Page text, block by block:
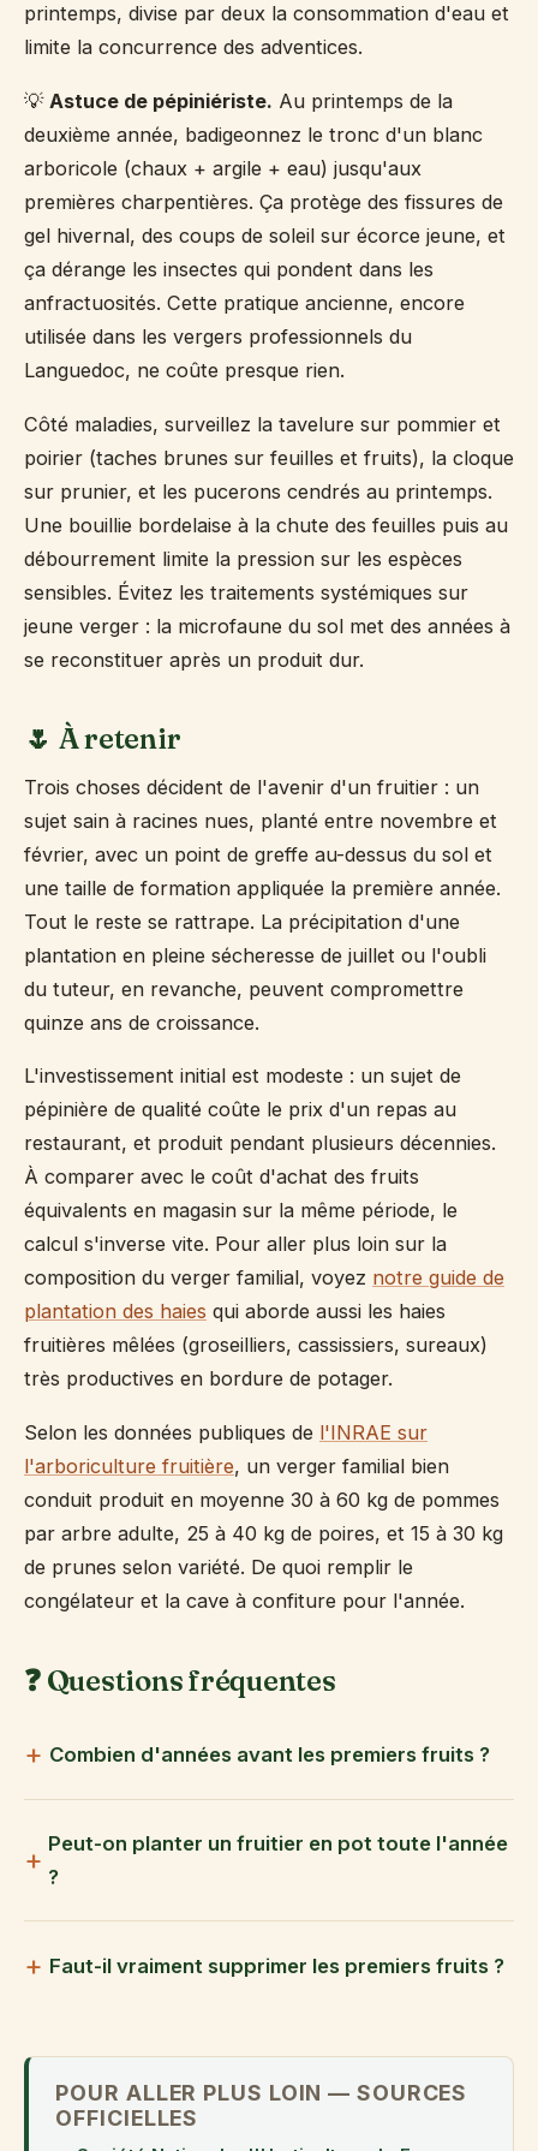
printemps, divise par deux la consommation d'eau et
limite la concurrence des adventices.
💡 Astuce de pépiniériste. Au printemps de la
deuxième année, badigeonnez le tronc d'un blanc
arboricole (chaux + argile + eau) jusqu'aux
premières charpentières. Ça protège des fissures de
gel hivernal, des coups de soleil sur écorce jeune, et
ça dérange les insectes qui pondent dans les
anfractuosités. Cette pratique ancienne, encore
utilisée dans les vergers professionnels du
Languedoc, ne coûte presque rien.
Côté maladies, surveillez la tavelure sur pommier et
poirier (taches brunes sur feuilles et fruits), la cloque
sur prunier, et les pucerons cendrés au printemps.
Une bouillie bordelaise à la chute des feuilles puis au
débourrement limite la pression sur les espèces
sensibles. Évitez les traitements systémiques sur
jeune verger : la microfaune du sol met des années à
se reconstituer après un produit dur.
🌷 À retenir
Trois choses décident de l'avenir d'un fruitier : un
sujet sain à racines nues, planté entre novembre et
février, avec un point de greffe au-dessus du sol et
une taille de formation appliquée la première année.
Tout le reste se rattrape. La précipitation d'une
plantation en pleine sécheresse de juillet ou l'oubli
du tuteur, en revanche, peuvent compromettre
quinze ans de croissance.
L'investissement initial est modeste : un sujet de
pépinière de qualité coûte le prix d'un repas au
restaurant, et produit pendant plusieurs décennies.
À comparer avec le coût d'achat des fruits
équivalents en magasin sur la même période, le
calcul s'inverse vite. Pour aller plus loin sur la
composition du verger familial, voyez notre guide de
plantation des haies qui aborde aussi les haies
fruitières mêlées (groseilliers, cassissiers, sureaux)
très productives en bordure de potager.
Selon les données publiques de l'INRAE sur
l'arboriculture fruitière, un verger familial bien
conduit produit en moyenne 30 à 60 kg de pommes
par arbre adulte, 25 à 40 kg de poires, et 15 à 30 kg
de prunes selon variété. De quoi remplir le
congélateur et la cave à confiture pour l'année.
❓ Questions fréquentes
Combien d'années avant les premiers fruits ?
Peut-on planter un fruitier en pot toute l'année
?
Faut-il vraiment supprimer les premiers fruits ?
POUR ALLER PLUS LOIN — SOURCES
OFFICIELLES